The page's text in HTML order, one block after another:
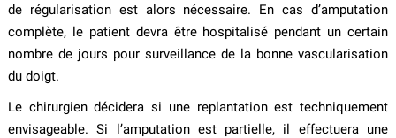
de régularisation est alors nécessaire. En cas d’amputation
complète, le patient devra être hospitalisé pendant un certain
nombre de jours pour surveillance de la bonne vascularisation
du doigt.
Le chirurgien décidera si une replantation est techniquement
envisageable. Si l’amputation est partielle, il effectuera une